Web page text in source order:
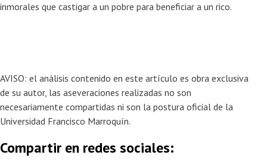
inmorales que castigar a un pobre para beneficiar a un rico.
AVISO: el análisis contenido en este artículo es obra exclusiva
de su autor, las aseveraciones realizadas no son
necesariamente compartidas ni son la postura oficial de la
Universidad Francisco Marroquín.
Compartir en redes sociales: